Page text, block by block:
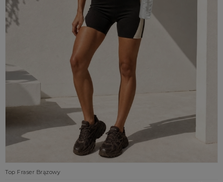
Top Fraser Brązowy